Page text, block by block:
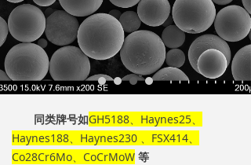
同类牌号如GH5188、Haynes25、
Haynes188、Haynes230 、FSX414、
Co28Cr6Mo、CoCrMoW 等